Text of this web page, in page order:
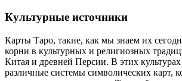
Культурные источники
Карты Таро, такие, как мы знаем их
корни в культурных и религиозных
Китая и древней Персии. В этих
различные системы символических карт,